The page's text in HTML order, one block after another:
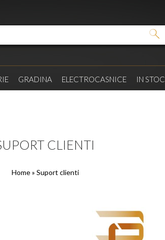
GRADINA ELECTROCASNICE IN STOC
CLIENTI
Home» Suport clienti